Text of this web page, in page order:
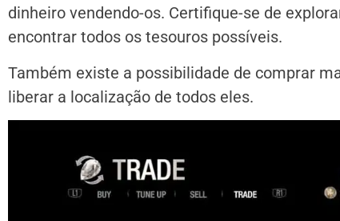
dinheiro vendendo-os. Certifique-se de
encontrar todos os tesouros possíveis.
Também existe a possibilidade de comprar
liberar a localização de todos eles.